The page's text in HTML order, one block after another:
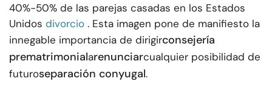
40%-50% de las parejas casadas en los Estados
Unidos divorcio . Esta imagen pone de manifiesto la
innegable importancia de dirigirconsejería
prematrimonialarenunciarcualquier posibilidad de
futuroseparación conyugal.